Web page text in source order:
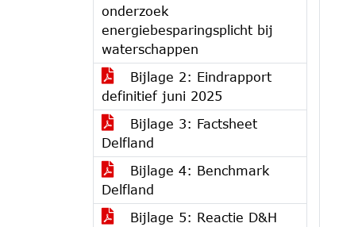
onderzoek
energiebesparingsplicht bij
waterschappen
Bijlage 2: Eindrapport
definitief juni 2025
Bijlage 3: Factsheet
Delfland
Bijlage 4: Benchmark
Delfland
Bijlage 5: Reactie D&H